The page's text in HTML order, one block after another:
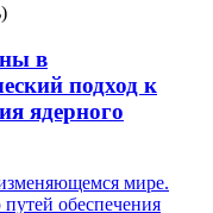
в
подход к
ядерного